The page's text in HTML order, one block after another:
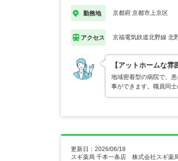
勤務地 京都府 京都市上京区
アクセス 京福電気鉄道北野線 北
【アットホームな
地域密着型の病院で、
事ができます。職員同
更新日：2026/06/18
スギ薬局 千本一条店 株式会社スギ薬